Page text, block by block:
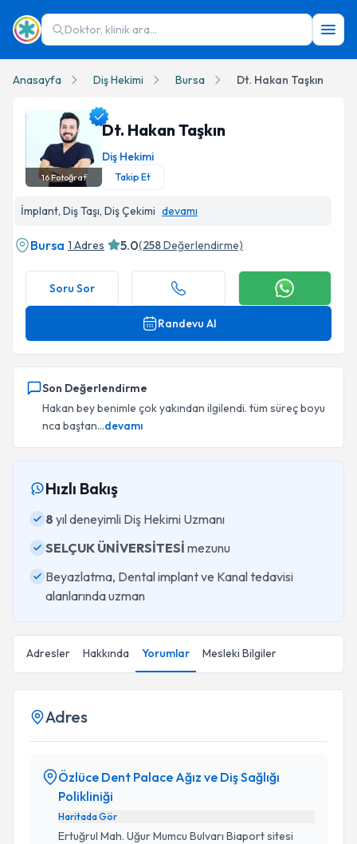
Doktor, klinik ara...
Anasayfa Diş Hekimi Bursa Dt. Hakan Taşkın
16Fotoğraf
Dt. Hakan Taşkın
Diş Hekimi
Takip Et
İmplant, Diş Taşı, Diş Çekimi devamı
Bursa 1 Adres 5.0(258Değerlendirme)
Soru Sor
Randevu Al
Son Değerlendirme
Hakan bey benimle çok yakından ilgilendi. tüm süreç boyu
nca baştan...devamı
Hızlı Bakış
8 yıl deneyimli Diş Hekimi Uzmanı
SELÇUK ÜNİVERSİTESİ mezunu
Beyazlatma, Dental implant ve Kanal tedavisi
alanlarında uzman
Adresler Hakkında Yorumlar Mesleki Bilgiler
Adres
Özlüce Dent Palace Ağız ve Diş Sağlığı
Polikliniği
Haritada Gör
Ertuğrul Mah. Uğur Mumcu Bulvarı Biaport sitesi